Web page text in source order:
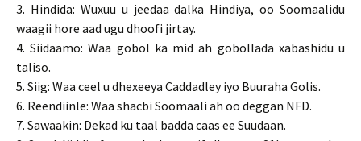
3. Hindida: Wuxuu u jeedaa dalka Hindiya, oo Soomaalidu
waagii hore aad ugu dhoofi jirtay.
4. Siidaamo: Waa gobol ka mid ah gobollada xabashidu u
taliso.
5. Siig: Waa ceel u dhexeeya Caddadley iyo Buuraha Golis.
6. Reendiinle: Waa shacbi Soomaali ah oo deggan NFD.
7. Sawaakin: Dekad ku taal badda caas ee Suudaan.